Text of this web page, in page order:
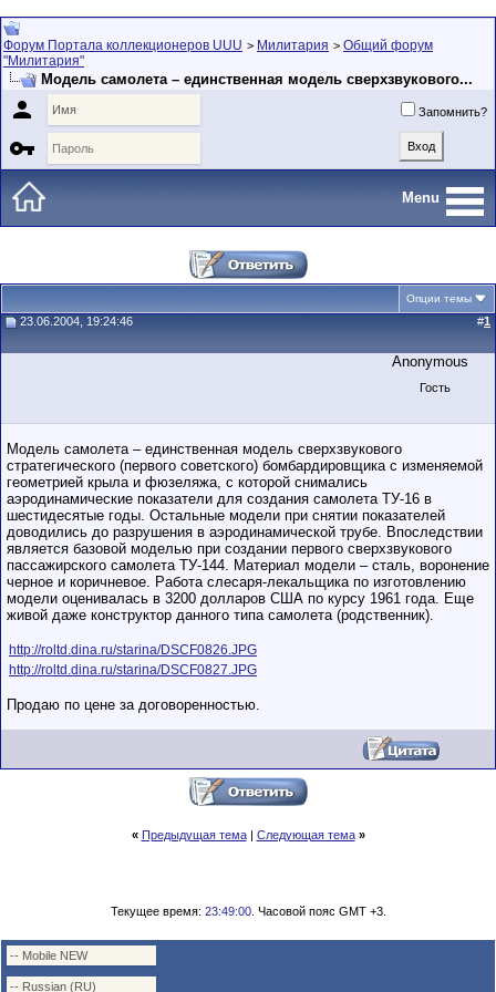
Форум Портала коллекционеров UUU > Милитария > Общий форум
"Милитария"
Модель самолета – единственная модель сверхзвукового...
 Запомнить?

Menu
Опции темы
23.06.2004, 19:24:46 #1
Anonymous
Гость
Модель самолета – единственная модель сверхзвукового
стратегического (первого советского) бомбардировщика с изменяемой
геометрией крыла и фюзеляжа, с которой снимались
аэродинамические показатели для создания самолета ТУ-16 в
шестидесятые годы. Остальные модели при снятии показателей
доводились до разрушения в аэродинамической трубе. Впоследствии
является базовой моделью при создании первого сверхзвукового
пассажирского самолета ТУ-144. Материал модели – сталь, воронение
черное и коричневое. Работа слесаря-лекальщика по изготовлению
модели оценивалась в 3200 долларов США по курсу 1961 года. Еще
живой даже конструктор данного типа самолета (родственник).
http://roltd.dina.ru/starina/DSCF0826.JPG
http://roltd.dina.ru/starina/DSCF0827.JPG
Продаю по цене за договоренностью.
« Предыдущая тема| Следующая тема »
Текущее время: 23:49:00. Часовой пояс GMT +3.